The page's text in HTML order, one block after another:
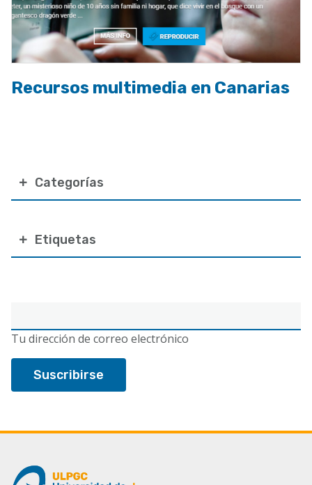
electrónico
Tu dirección de correo electrónico
Categorías
Etiquetas
Recursos multimedia en Canarias